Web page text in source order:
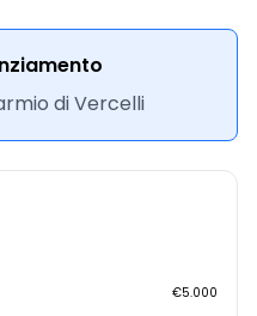
di Vercelli
€5.000